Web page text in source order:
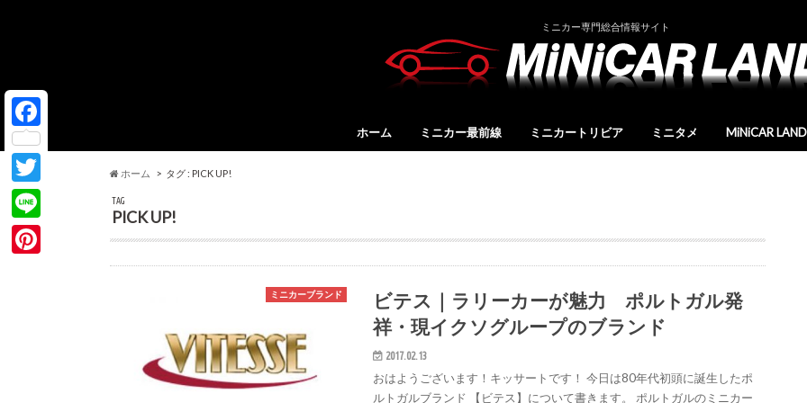
ミニカー専門総合情報サイト
ホーム ミニカー最前線 ミニカートリビア ミニタメ MiNiCAR
ホーム タグ : PICK UP!
TAG
PICK UP!
ミニカーブランド
ビテス｜ラリーカーが魅力 ポルトガル発
祥・現イクソグループのブランド
2017.02.13
おはようございます！キッサートです！ 今日は80年代初頭に誕生したポ
ルトガルブランド 【ビテス】について書きます。 ポルトガルのミニカー
F
a
c
e
b
T
w
i
L